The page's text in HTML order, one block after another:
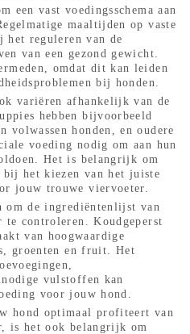
een vast voedingsschema aan
maaltijden op vaste
het reguleren van de
van een gezond gewicht.
omdat dit kan leiden
bij honden.
variëren afhankelijk van de
hebben bijvoorbeeld
volwassen honden, en oudere
voeding nodig om aan hun
Het is belangrijk om
bij het kiezen van het juiste
jouw trouwe viervoeter.
om de ingrediëntenlijst van
te controleren. Koudgeperst
van hoogwaardige
groenten en fruit. Het
vulstoffen kan
voor jouw hond.
hond optimaal profiteert van
is het ook belangrijk om